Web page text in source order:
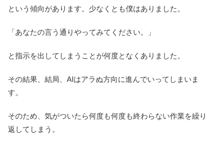
という傾向があります。少なくとも僕はありました。
「あなたの言う通りやってみてください。」
と指示を出してしまうことが何度となくありました。
その結果、結局、AIはアラぬ方向に進んでいってしまいま
す。
そのため、気がついたら何度も何度も終わらない作業を繰り
返してしまう。